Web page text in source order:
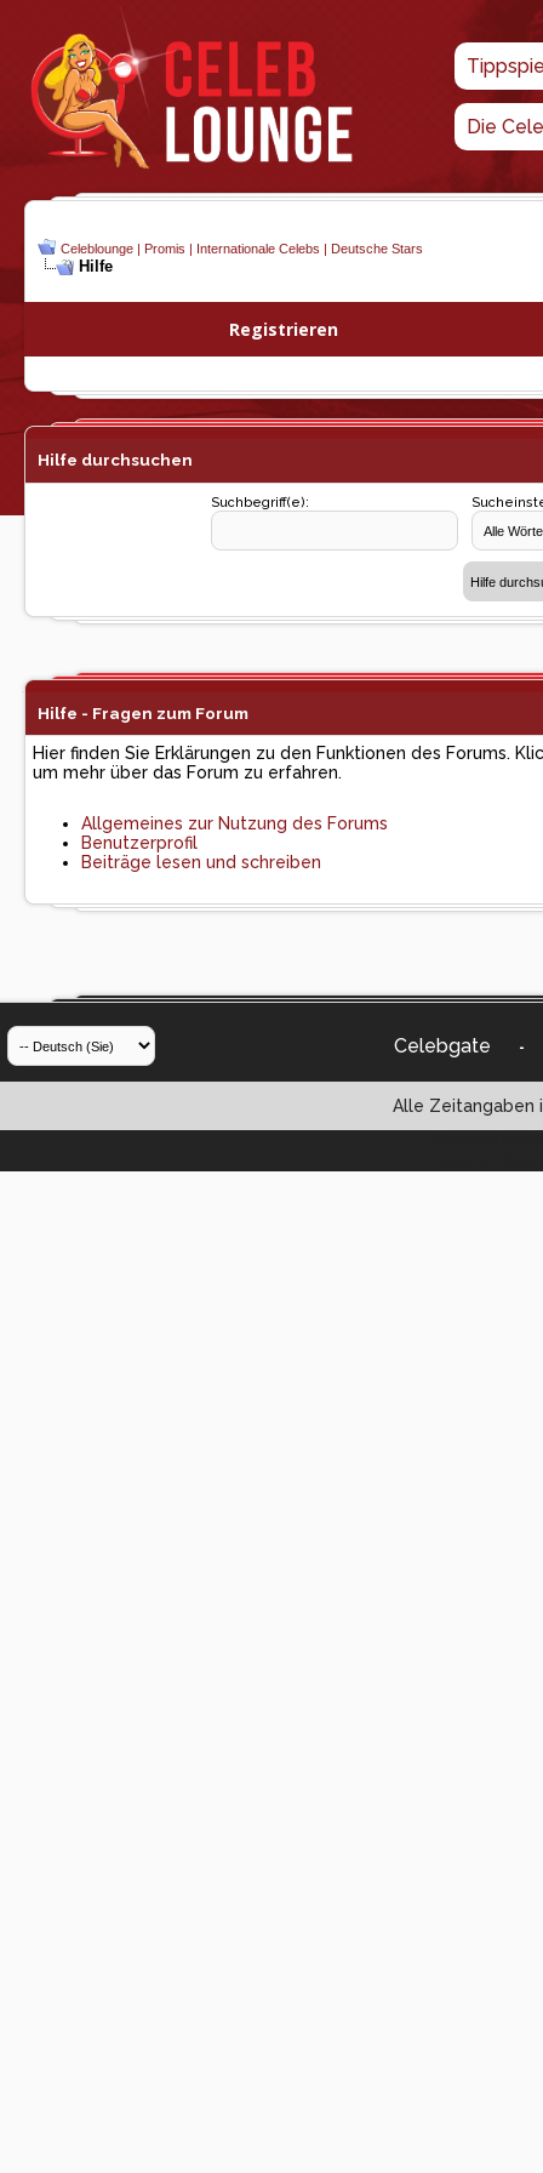
Die
Celeblounge | Promis | Internationale Celebs | Deutsche Stars
Hilfe
Registrieren
Hilfe durchsuchen
Suchbegriff(e):
Hilfe - Fragen zum Forum
Hier finden Sie Erklärungen zu den Funktionen des Forums.
um mehr über das Forum zu erfahren.
Allgemeines zur Nutzung des Forums
Benutzerprofil
Beiträge lesen und schreiben
Celebgate -
Alle Zeitangaben